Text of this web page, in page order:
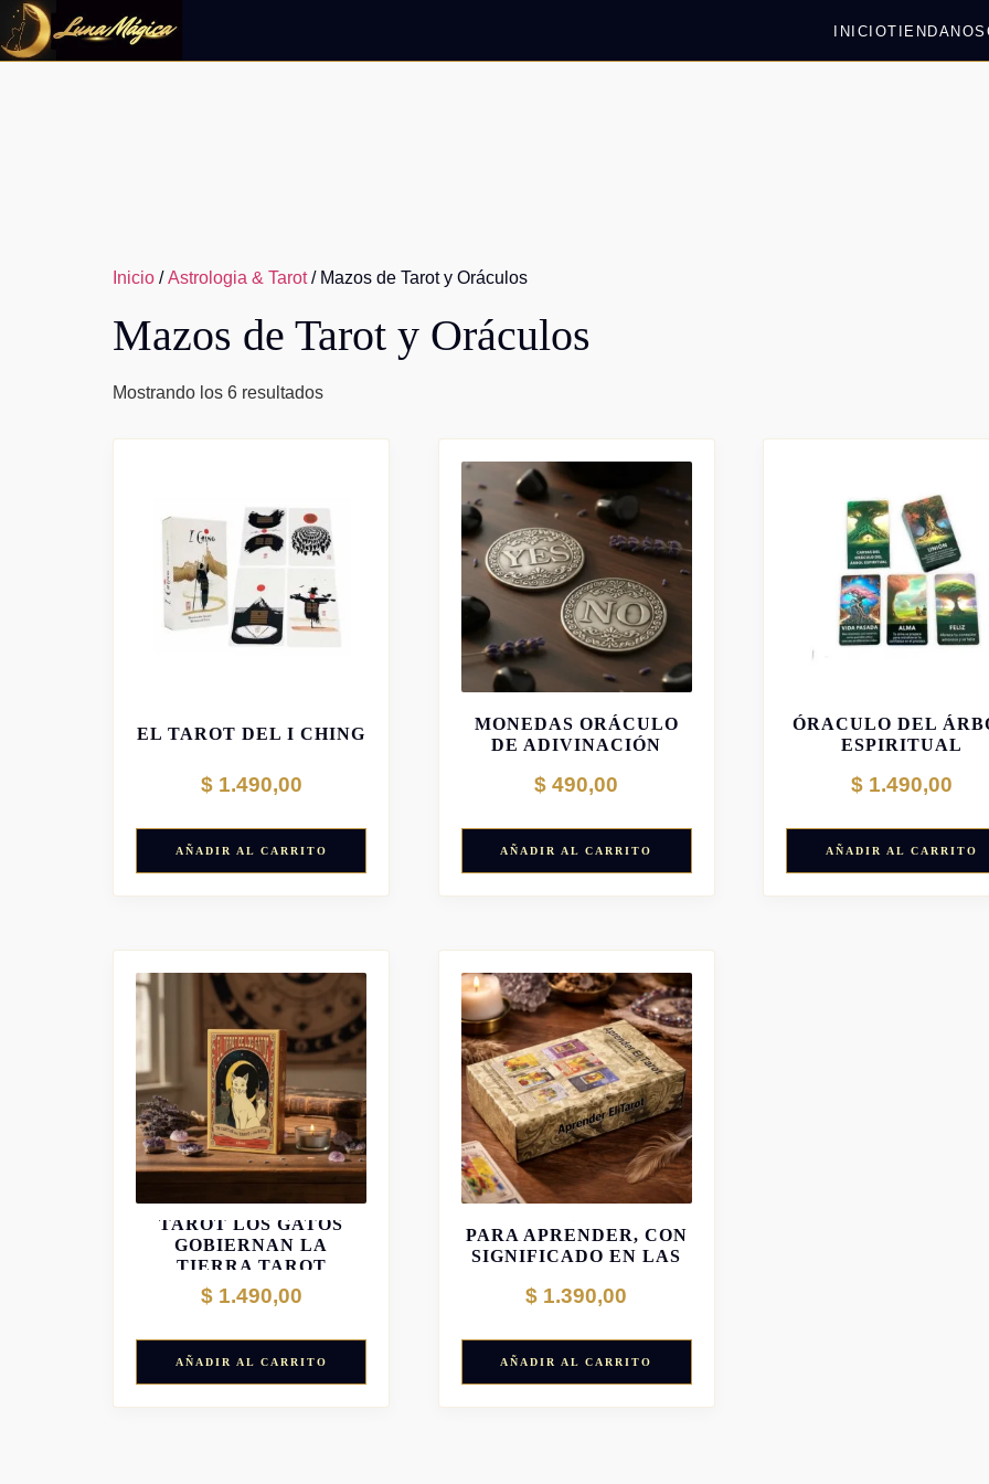
INICIOTIENDA
Inicio /Astrologia & Tarot/ Mazos de Tarot y Oráculos
Mazos de Tarot y Oráculos
Mostrando los 6 resultados
EL TAROT DEL I CHING
$1.490,00
AÑADIR AL CARRITO
MONEDAS ORÁCULO
DE ADIVINACIÓN
$ 490,00
AÑADIR AL CARRITO
ÓRACULO DEL
ESPIRITUAL
$ 1.490,00
AÑADIR AL CARRITO
TAROT LOS GATOS
GOBIERNAN LA
TIERRA TAROT
$1.490,00
AÑADIR AL CARRITO
PARA APRENDER, CON
SIGNIFICADO EN LAS
$ 1.390,00
AÑADIR AL CARRITO